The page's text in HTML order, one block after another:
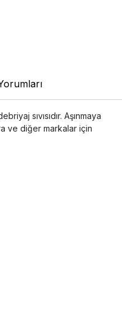
sıvısıdır. Aşınmaya
ve diğer markalar için
kg/l
mm²/s
mm²/s